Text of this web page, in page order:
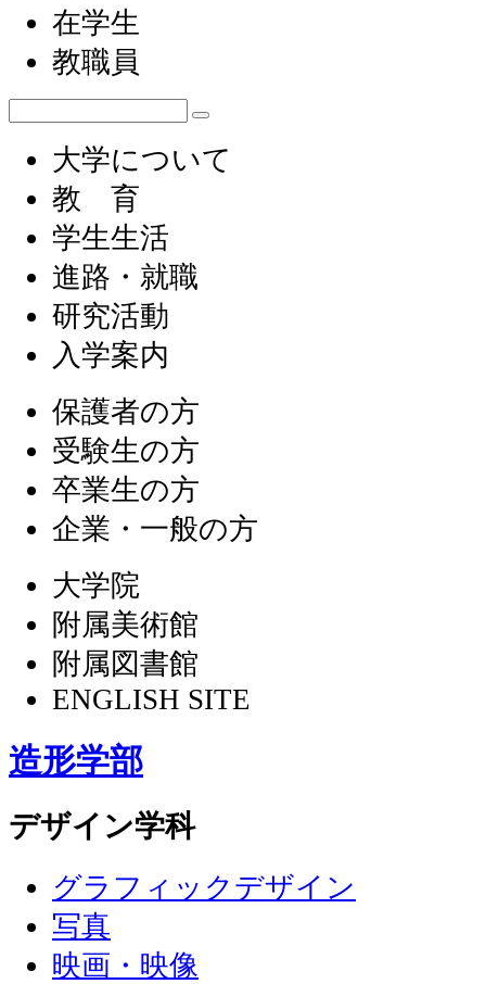
在学生
教職員
大学について
教 育
学生生活
進路・就職
研究活動
入学案内
保護者の方
受験生の方
卒業生の方
企業・一般の方
大学院
附属美術館
附属図書館
ENGLISH SITE
造形学部
デザイン学科
グラフィックデザイン
写真
映画・映像